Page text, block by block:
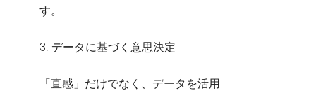
す。
3. データに基づく意思決定
「直感」だけでなく、データを活用